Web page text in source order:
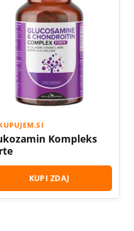
Kompleks
KUPI ZDAJ